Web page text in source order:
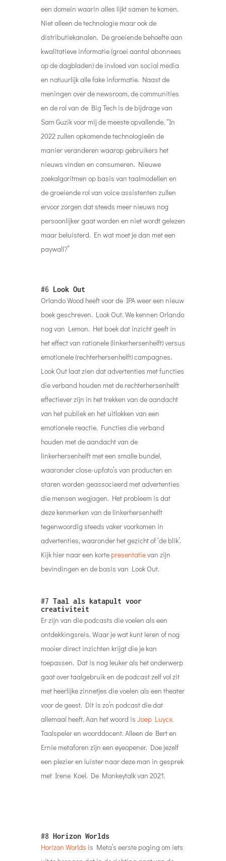
een domein waarin alles lijkt samen te komen.
Niet alleen de technologie maar ook de
distributiekanalen. De groeiende behoefte aan
kwalitatieve informatie (groei aantal abonnees
op de dagbladen) de invloed van social media
en natuurlijk alle fake informatie. Naast de
meningen over de newsroom, de communities
en de rol van de Big Tech is de bijdrage van
Sam Guzik voor mij de meeste opvallende. “In
2022 zullen opkomende technologieën de
manier veranderen waarop gebruikers het
nieuws vinden en consumeren. Nieuwe
zoekalgoritmen op basis van taalmodellen en
de groeiende rol van voice assistenten zullen
ervoor zorgen dat steeds meer nieuws nog
persoonlijker gaat worden en niet wordt gelezen
maar beluisterd. En wat moet je dan met een
paywall?”
#6 Look Out
Orlando Wood heeft voor de IPA weer een nieuw
boek geschreven. Look Out. We kennen Orlando
nog van Lemon. Het boek dat inzicht geeft in
het effect van rationele (linkerhersenhelft) versus
emotionele (rechterhersenhelft) campagnes.
Look Out laat zien dat advertenties met functies
die verband houden met de rechterhersenhelft
effectiever zijn in het trekken van de aandacht
van het publiek en het uitlokken van een
emotionele reactie. Functies die verband
houden met de aandacht van de
linkerhersenhelft met een smalle bundel,
waaronder close-upfoto’s van producten en
staren worden geassocieerd met advertenties
die mensen wegjagen. Het probleem is dat
deze kenmerken van de linkerhersenhelft
tegenwoordig steeds vaker voorkomen in
advertenties, waaronder het gezicht of ‘de blik’.
Kijk hier naar een kortepresentatievan zijn
bevindingen en de basis van Look Out.
#7 Taal als katapult voor
creativiteit
Er zijn van die podcasts die voelen als een
ontdekkingsreis. Waar je wat kunt leren of nog
mooier direct inzichten krijgt die je kan
toepassen. Dat is nog leuker als het onderwerp
gaat over taalgebruik en de podcast zelf vol zit
met heerlijke zinnetjes die voelen als een theater
voor de geest. Dit is zo’n podcast die dat
allemaal heeft. Aan het woord is Joep Luycx.
Taalspeler en woorddocent. Alleen de Bert en
Ernie metaforen zijn een eyeopener. Doe jezelf
een plezier en luister naar deze man in gesprek
met Irene Koel. De Monkeytalk van 2021.
#8 Horizon Worlds
Horizon Worlds is Meta’s eerste poging om iets